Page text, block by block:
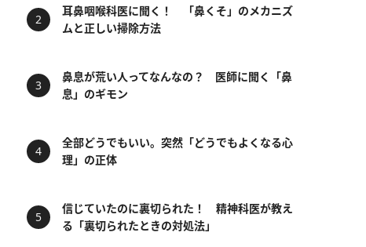
耳鼻咽喉科医に聞く！ 「鼻くそ」のメカニズ
ムと正しい掃除方法
鼻息が荒い人ってなんなの？ 医師に聞く「鼻
息」のギモン
全部どうでもいい。突然「どうでもよくなる心
理」の正体
信じていたのに裏切られた！ 精神科医が教え
る「裏切られたときの対処法」